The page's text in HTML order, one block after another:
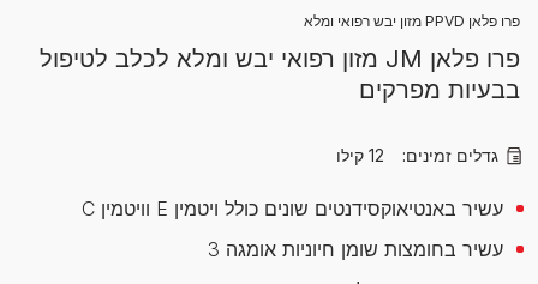
פרו פלאן PPVD מזון יבש רפואי ומלא
פרו פלאן JM מזון רפואי יבש ומלא לכלב לטיפול
בבעיות מפרקים
גדלים זמינים: 12 קילו
עשיר באנטיאוקסידנטים שונים כולל ויטמין E וויטמין C
עשיר בחומצות שומן חיוניות אומגה 3